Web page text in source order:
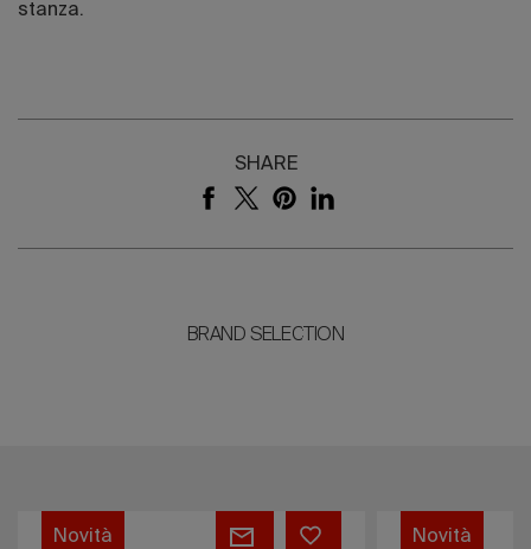
stanza.
SHARE
BRAND SELECTION
Iside
Novità
Calypso
Novità